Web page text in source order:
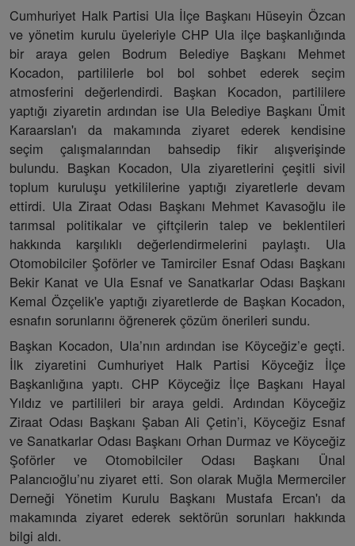
Cumhuriyet Halk Partisi Ula İlçe Başkanı Hüseyin Özcan
ve yönetim kurulu üyeleriyle CHP Ula ilçe başkanlığında
bir araya gelen Bodrum Belediye Başkanı Mehmet
Kocadon, partililerle bol bol sohbet ederek seçim
atmosferini değerlendirdi. Başkan Kocadon, partililere
yaptığı ziyaretin ardından ise Ula Belediye Başkanı Ümit
Karaarslan'ı da makamında ziyaret ederek kendisine
seçim çalışmalarından bahsedip fikir alışverişinde
bulundu. Başkan Kocadon, Ula ziyaretlerini çeşitli sivil
toplum kuruluşu yetkililerine yaptığı ziyaretlerle devam
ettirdi. Ula Ziraat Odası Başkanı Mehmet Kavasoğlu ile
tarımsal politikalar ve çiftçilerin talep ve beklentileri
hakkında karşılıklı değerlendirmelerini paylaştı. Ula
Otomobilciler Şoförler ve Tamirciler Esnaf Odası Başkanı
Bekir Kanat ve Ula Esnaf ve Sanatkarlar Odası Başkanı
Kemal Özçelik'e yaptığı ziyaretlerde de Başkan Kocadon,
esnafın sorunlarını öğrenerek çözüm önerileri sundu.
Başkan Kocadon, Ula’nın ardından ise Köyceğiz’e geçti.
İlk ziyaretini Cumhuriyet Halk Partisi Köyceğiz İlçe
Başkanlığına yaptı. CHP Köyceğiz İlçe Başkanı Hayal
Yıldız ve partilileri bir araya geldi. Ardından Köyceğiz
Ziraat Odası Başkanı Şaban Ali Çetin’i, Köyceğiz Esnaf
ve Sanatkarlar Odası Başkanı Orhan Durmaz ve Köyceğiz
Şoförler ve Otomobilciler Odası Başkanı Ünal
Palancıoğlu’nu ziyaret etti. Son olarak Muğla Mermerciler
Derneği Yönetim Kurulu Başkanı Mustafa Ercan'ı da
makamında ziyaret ederek sektörün sorunları hakkında
bilgi aldı.